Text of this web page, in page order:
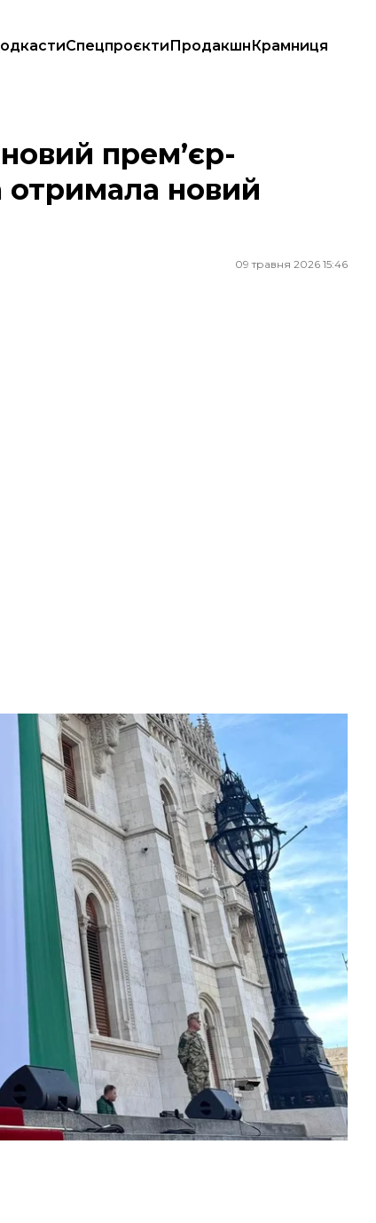
СпецпроєктиПродакшнКрамниця
новий парламент та уряд
прем’єр-
отримала новий
09 травня 2026 15:46
його проголосили новим прем'єр-міністром
на якому новообрані депутати склали
перемогла на виборах, — прем’єр-
пишутьTelexта444.
депутати — «Тиса» отримала абсолютну
голосами проти, ще один депутат
також радісними вигуками нового
з центральної площі Будапешта.